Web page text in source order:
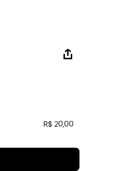
R$ 20,00